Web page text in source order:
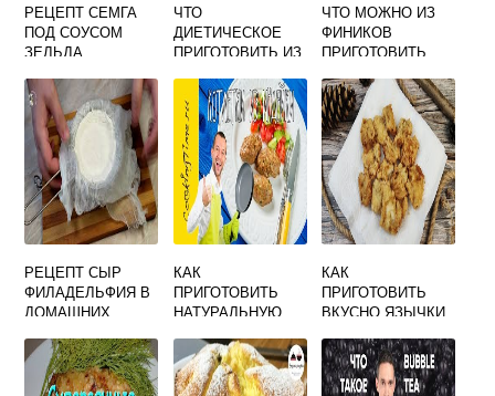
РЕЦЕПТ СЕМГА
ПОД СОУСОМ
ЗЕЛЬДА
ЧТО
ДИЕТИЧЕСКОЕ
ПРИГОТОВИТЬ ИЗ
ЧТО МОЖНО ИЗ
ФИНИКОВ
ПРИГОТОВИТЬ
РЕЦЕПТ СЫР
ФИЛАДЕЛЬФИЯ В
ДОМАШНИХ
СМЕТАНЫ
КАК
ПРИГОТОВИТЬ
НАТУРАЛЬНУЮ
ИНДЕЙКИ
КАК
ПРИГОТОВИТЬ
ВКУСНО ЯЗЫЧКИ